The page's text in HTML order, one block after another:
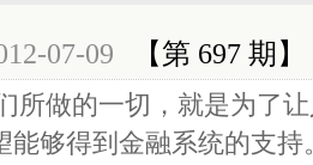
07-09 【第 697 期】
所做的一切，就是为了
能够得到金融系统的支